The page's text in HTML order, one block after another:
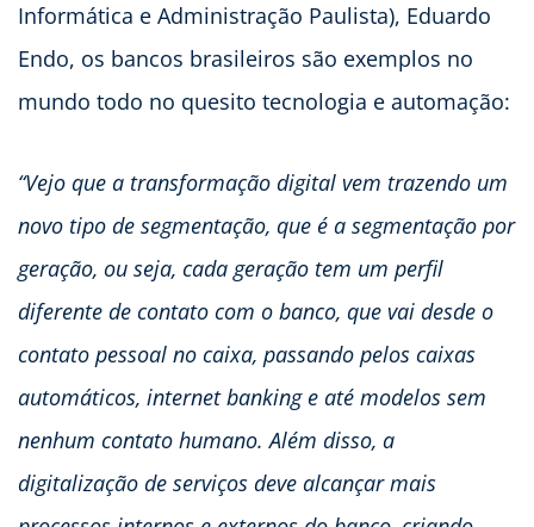
Informática e Administração Paulista), Eduardo
Endo, os bancos brasileiros são exemplos no
mundo todo no quesito tecnologia e automação:
“Vejo que a transformação digital vem trazendo um
novo tipo de segmentação, que é a segmentação por
geração, ou seja, cada geração tem um perfil
diferente de contato com o banco, que vai desde o
contato pessoal no caixa, passando pelos caixas
automáticos, internet banking e até modelos sem
nenhum contato humano. Além disso, a
digitalização de serviços deve alcançar mais